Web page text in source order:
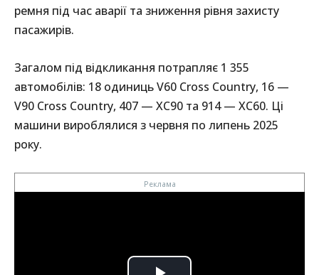
ремня під час аварії та зниження рівня захисту
пасажирів.
Загалом під відкликання потрапляє 1 355
автомобілів: 18 одиниць V60 Cross Country, 16 —
V90 Cross Country, 407 — XC90 та 914 — XC60. Ці
машини вироблялися з червня по липень 2025
року.